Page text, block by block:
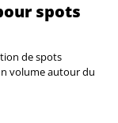
spots
de spots
volume autour du